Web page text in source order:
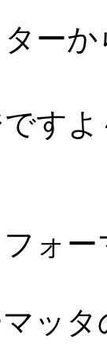
ー
です
ォ
ッ